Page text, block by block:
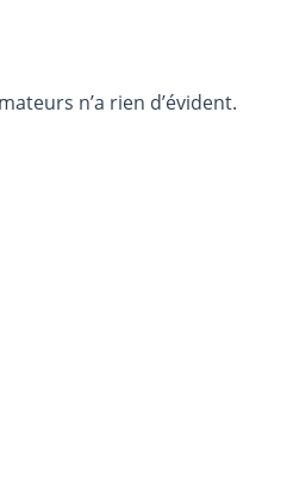
n’a rien d’évident.